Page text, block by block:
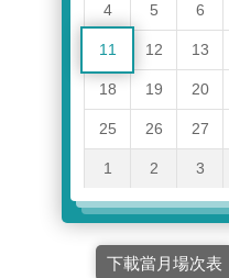
4 5 6
11 12 13
18 19 20
25 26 27
1 2 3
下載當月場次表